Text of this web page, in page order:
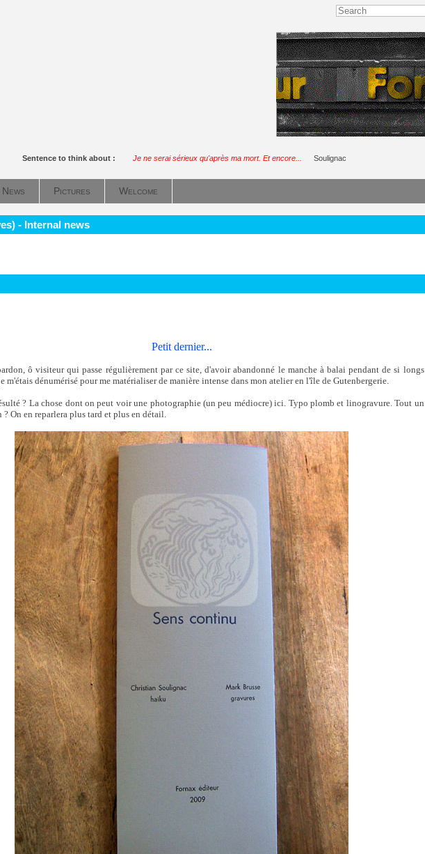
Sentence to think about : Je ne serai sérieux qu'après ma mort. Et encore... Soulignac
News Pictures Welcome
- Internal news
Petit dernier...
ô visiteur qui passe régulièrement par ce site, d'avoir abandonné le manche à balai pendant de si longs
m'étais dénumérisé pour me matérialiser de manière intense dans mon atelier en l'île de Gutenbergerie.
? La chose dont on peut voir une photographie (un peu médiocre) ici. Typo plomb et linogravure. Tout un
? On en reparlera plus tard et plus en détail.